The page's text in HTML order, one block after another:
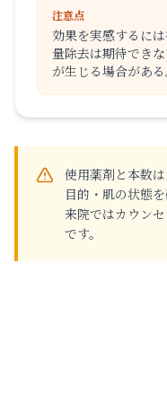
注意点
効果を実感するに
量除去は期待でき
が生じる場合がある
使用薬剤と本数
目的・肌の状態
来院ではカウン
です。